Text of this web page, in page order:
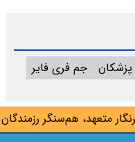
متعهد، هم‌سنگر رزمندگان
جم فری فایر